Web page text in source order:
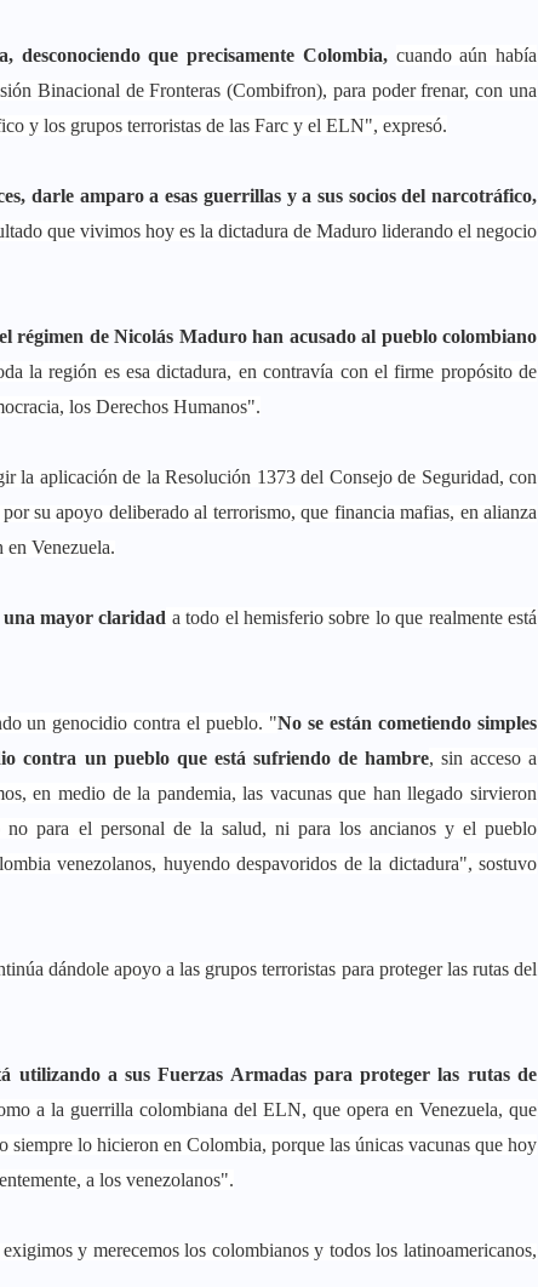
que precisamente Colombia, cuando aún había
Binacional de Fronteras (Combifron), para poder frenar, con una
y los grupos terroristas de las Farc y el ELN", expresó.
darle amparo a esas guerrillas y a sus socios del narcotráfico,
que vivimos hoy es la dictadura de Maduro liderando el negocio
régimen de Nicolás Maduro han acusado al pueblo colombiano
la región es esa dictadura, en contravía con el firme propósito de
los Derechos Humanos".
la aplicación de la Resolución 1373 del Consejo de Seguridad, con
su apoyo deliberado al terrorismo, que financia mafias, en alianza
Venezuela.
una mayor claridad a todo el hemisferio sobre lo que realmente está
un genocidio contra el pueblo. "No se están cometiendo simples
contra un pueblo que está sufriendo de hambre, sin acceso a
en medio de la pandemia, las vacunas que han llegado sirvieron
para el personal de la salud, ni para los ancianos y el pueblo
venezolanos, huyendo despavoridos de la dictadura", sostuvo
dándole apoyo a las grupos terroristas para proteger las rutas del
utilizando a sus Fuerzas Armadas para proteger las rutas de
a la guerrilla colombiana del ELN, que opera en Venezuela, que
lo hicieron en Colombia, porque las únicas vacunas que hoy
a los venezolanos".
y merecemos los colombianos y todos los latinoamericanos,